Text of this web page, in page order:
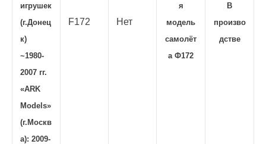
игрушек
(г.Донец
к)
~1980-
2007 гг.
«ARK
Models»
(г.Москв
а): 2009-
F172 Нет
я
модель
самолёт
а Ф172
В
произво
дстве